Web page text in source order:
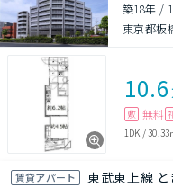
築18年 /
東京都板
10.6
敷 無料
1DK /30.33
賃貸アパート 東武東上線